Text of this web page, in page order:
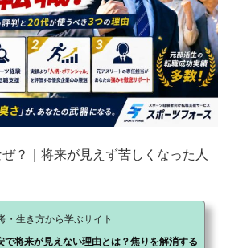
？｜将来が見えず苦しくなった人
・生き方から学ぶサイト
で将来が見えない理由とは？焦りを解消する